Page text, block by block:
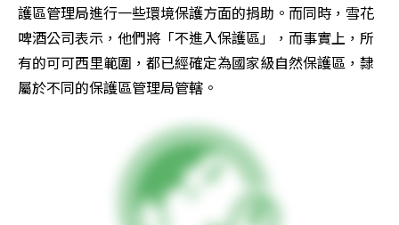
護區管理局進行一些環境保護方面的捐助。而同時，雪花
啤酒公司表示，他們將「不進入保護區」，而事實上，所
有的可可西里範圍，都已經確定為國家級自然保護區，隸
屬於不同的保護區管理局管轄。